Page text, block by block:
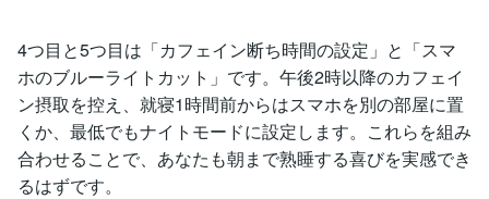
4つ目と5つ目は「カフェイン断ち時間の設定」と「スマ
ホのブルーライトカット」です。午後2時以降のカフェイ
ン摂取を控え、就寝1時間前からはスマホを別の部屋に置
くか、最低でもナイトモードに設定します。これらを組み
合わせることで、あなたも朝まで熟睡する喜びを実感でき
るはずです。